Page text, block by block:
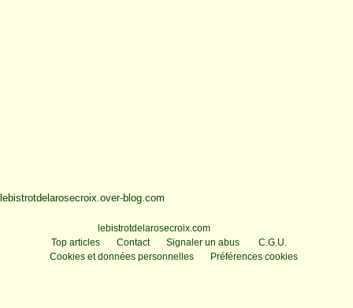
lebistrotdelarosecroix.over-blog.com
lebistrotdelarosecroix.com
Top articles
Contact Signaler un abus
C.G.U.
Cookies et données personnelles
Préférences cookies